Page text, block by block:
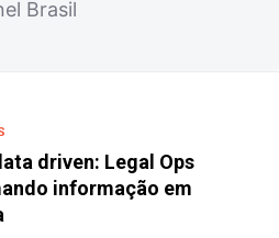
Brasil
driven: Legal Ops
informação em